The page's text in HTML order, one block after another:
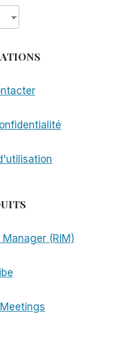
(RIM)